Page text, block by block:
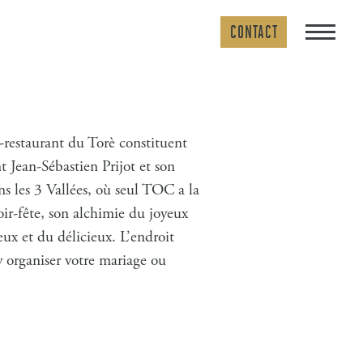
CONTACT
du Torè constituent
Sébastien Prijot et son
les 3 Vallées, où seul TOC a la
fête, son alchimie du joyeux
et du délicieux. L’endroit
votre mariage ou